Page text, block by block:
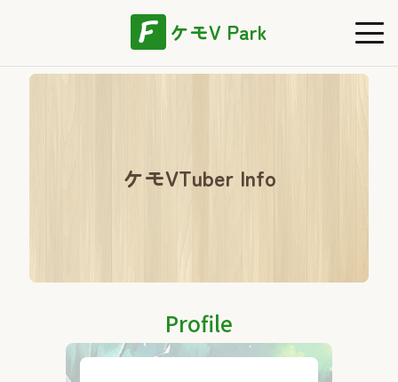
ケモV Park
ケモVTuber Info
Profile